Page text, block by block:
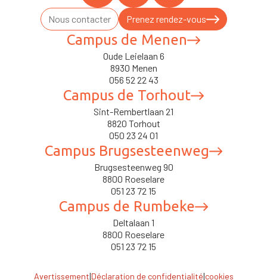
Campus de Rumbeke
Deltalaan 1
8800 Roeselare
051 23 72 15
Campus Brugsesteenweg
Brugsesteenweg 90
8800 Roeselare
051 23 72 15
Campus de Torhout
Sint-Rembertlaan 21
8820 Torhout
050 23 24 01
Campus de Menen
Oude Leielaan 6
8930 Menen
056 52 22 43
Prenez rendez-vous
Nous contacter
Avertissement|Déclaration de confidentialité|cookies